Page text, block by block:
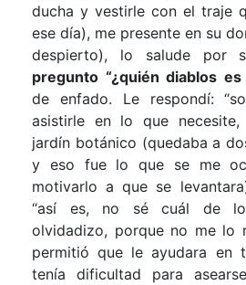
ducha y vestirle con el traje
ese día), me presente en su
despierto), lo salude por
pregunto “¿quién diablos es
de enfado. Le respondí:
asistirle en lo que
jardín botánico (quedaba a
y eso fue lo que se me
motivarlo a que se
“así es, no sé cuál de
olvidadizo, porque no me lo
permitió que le ayudara en
tenía dificultad para